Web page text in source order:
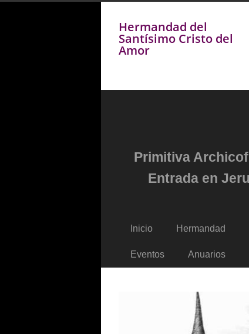
Hermandad del
Santísimo Cristo del
Amor
Primitiva
Entrada en
Inicio Hermandad
Eventos Anuarios